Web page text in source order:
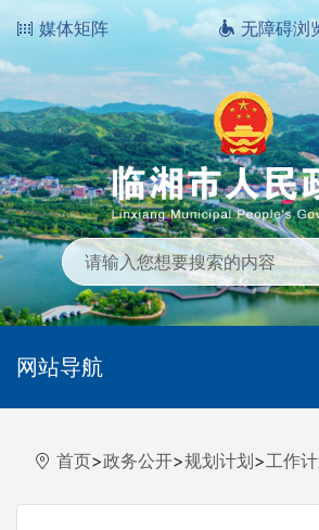
媒体矩阵 无障碍浏
网站导航
首页>政务公开>规划计划>工作